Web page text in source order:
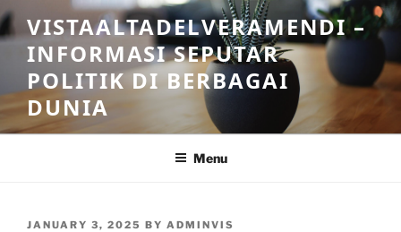
Skip
to
content
VISTAALTADELVERAMENDI –
INFORMASI SEPUTAR
POLITIK DI BERBAGAI
DUNIA
Menu
POSTED
JANUARY 3, 2025 BY ADMINVIS